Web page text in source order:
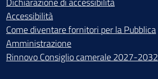
Accessibilità
Come diventare fornitori per la Pubblica
Amministrazione
Rinnovo Consiglio camerale 2027-2032